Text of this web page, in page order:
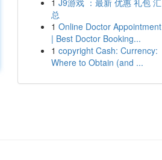
1 J9游戏 ：最新 优惠 礼包 汇
总
1 Online Doctor Appointment
| Best Doctor Booking...
1 copyright Cash: Currency:
Where to Obtain (and ...